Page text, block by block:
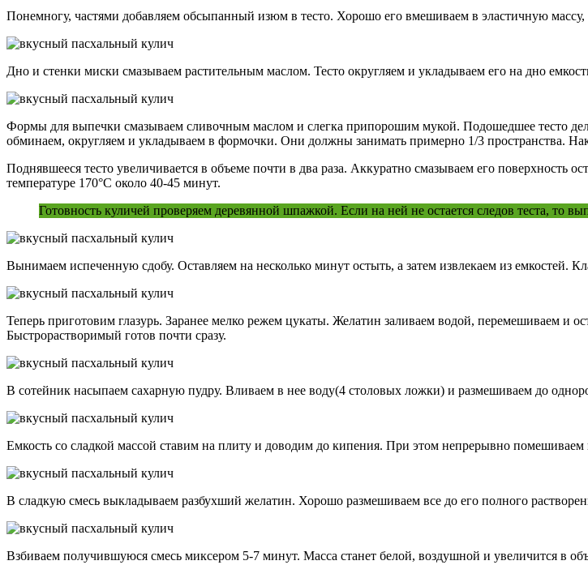
Понемногу, частями добавляем обсыпанный изюм в тесто. Хорошо его вмешиваем в эластичную массу,
Дно и стенки миски смазываем растительным маслом. Тесто округляем и укладываем его на дно
Формы для выпечки смазываем сливочным маслом и слегка припорошим мукой. Подошедшее тесто
обминаем, округляем и укладываем в формочки. Они должны занимать примерно 1/3 пространства.
Поднявшееся тесто увеличивается в объеме почти в два раза. Аккуратно смазываем его
температуре 170°С около 40-45 минут.
Готовность куличей проверяем деревянной шпажкой. Если на ней не остается следов теста, то
Вынимаем испеченную сдобу. Оставляем на несколько минут остыть, а затем извлекаем из емкостей.
Теперь приготовим глазурь. Заранее мелко режем цукаты. Желатин заливаем водой, перемешиваем и
Быстрорастворимый готов почти сразу.
В сотейник насыпаем сахарную пудру. Вливаем в нее воду(4 столовых ложки) и размешиваем до
Емкость со сладкой массой ставим на плиту и доводим до кипения. При этом непрерывно помешиваем
В сладкую смесь выкладываем разбухший желатин. Хорошо размешиваем все до его полного
Взбиваем получившуюся смесь миксером 5-7 минут. Масса станет белой, воздушной и увеличится в